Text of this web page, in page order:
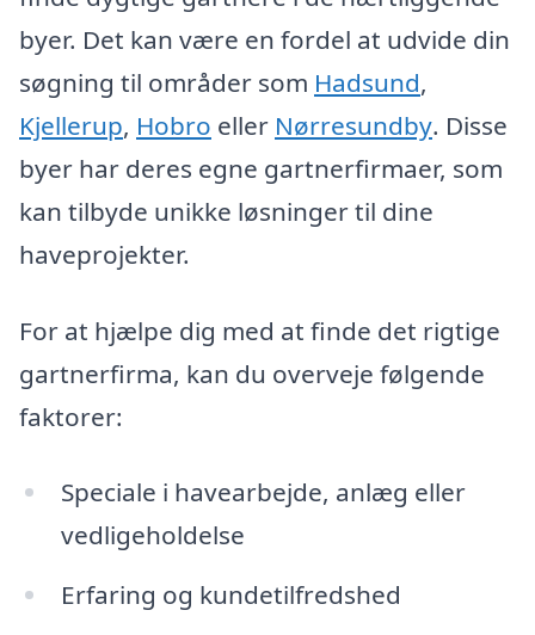
byer. Det kan være en fordel at udvide din
søgning til områder som Hadsund,
Kjellerup, Hobro eller Nørresundby. Disse
byer har deres egne gartnerfirmaer, som
kan tilbyde unikke løsninger til dine
haveprojekter.
For at hjælpe dig med at finde det rigtige
gartnerfirma, kan du overveje følgende
faktorer:
Speciale i havearbejde, anlæg eller
vedligeholdelse
Erfaring og kundetilfredshed